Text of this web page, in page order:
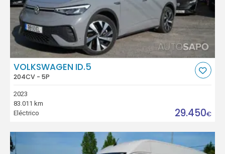
VOLKSWAGEN ID.5
204CV - 5P
2023
83.011 km
Eléctrico
29.450€